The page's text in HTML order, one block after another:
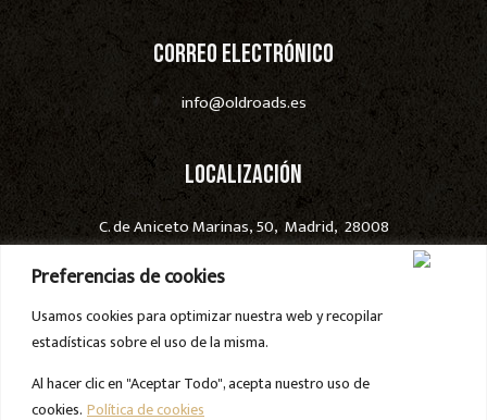
Preferencias de cookies
Usamos cookies para optimizar nuestra web y recopilar
estadísticas sobre el uso de la misma.
Al hacer clic en "Aceptar Todo", acepta nuestro uso de
cookies. Política de cookies
Correo electrónico
info@oldroads.es
Localización
C. de Aniceto Marinas, 50, Madrid, 28008
Todos los derechos de imagen de la web y los vehículos